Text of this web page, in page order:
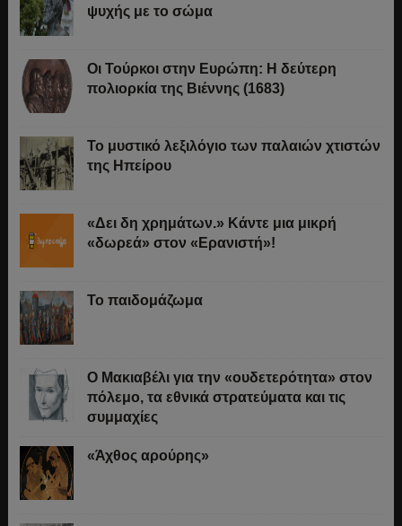
ψυχής με το σώμα
Οι Τούρκοι στην Ευρώπη: Η δεύτερη
πολιορκία της Βιέννης (1683)
Το μυστικό λεξιλόγιο των παλαιών χτιστών
της Ηπείρου
«Δει δη χρημάτων.» Κάντε μια μικρή
«δωρεά» στον «Ερανιστή»!
Το παιδομάζωμα
O Μακιαβέλι για την «ουδετερότητα» στον
πόλεμο, τα εθνικά στρατεύματα και τις
συμμαχίες
«Άχθος αρούρης»